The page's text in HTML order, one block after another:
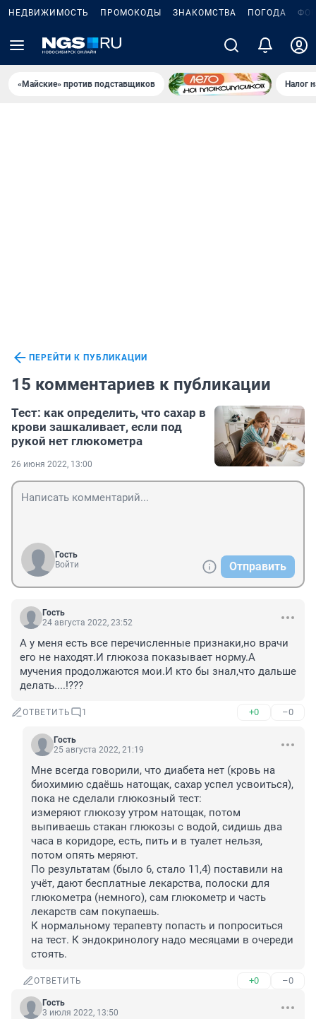
НЕДВИЖИМОСТЬ ПРОМОКОДЫ ЗНАКОМСТВА ПОГОДА
«Майские» против подставщиков Налог
ПЕРЕЙТИ К ПУБЛИКАЦИИ
15 комментариев к публикации
Тест: как определить, что сахар в
крови зашкаливает, если под
рукой нет глюкометра
26 июня 2022, 13:00
Гость
Войти
Отправить
Гость
24 августа 2022, 23:52
А у меня есть все перечисленные признаки,но врачи
его не находят.И глюкоза показывает норму.А
мучения продолжаются мои.И кто бы знал,что дальше
делать....!???
ОТВЕТИТЬ 1 +0 –0
Гость
25 августа 2022, 21:19
Мне всегда говорили, что диабета нет (кровь на
биохимию сдаёшь натощак, сахар успел усвоиться),
пока не сделали глюкозный тест:
измеряют глюкозу утром натощак, потом
выпиваешь стакан глюкозы с водой, сидишь два
часа в коридоре, есть, пить и в туалет нельзя,
потом опять меряют.
По результатам (было 6, стало 11,4) поставили на
учёт, дают бесплатные лекарства, полоски для
глюкометра (немного), сам глюкометр и часть
лекарств сам покупаешь.
К нормальному терапевту попасть и попроситься
на тест. К эндокринологу надо месяцами в очереди
стоять.
ОТВЕТИТЬ +0 –0
Гость
3 июля 2022, 13:50